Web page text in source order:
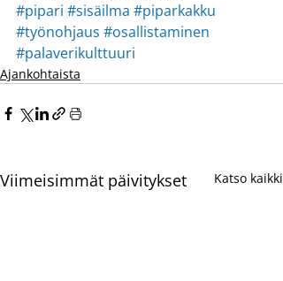
#pipari #sisäilma #piparkakku
#työnohjaus #osallistaminen
#palaverikulttuuri
Ajankohtaista
Viimeisimmät päivitykset Katso kaikki